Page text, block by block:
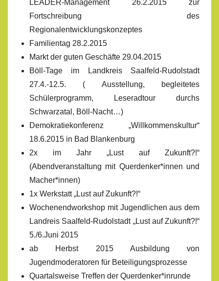
LEADER-Management 26.2.2015 zur
Fortschreibung des
Regionalentwicklungskonzeptes
Familientag 28.2.2015
Markt der guten Geschäfte 29.04.2015
Böll-Tage im Landkreis Saalfeld-Rudolstadt
27.4.-12.5. ( Ausstellung, begleitetes
Schülerprogramm, Leseradtour durchs
Schwarzatal, Böll-Nacht…)
Demokratiekonferenz „Willkommenskultur“
18.6.2015 in Bad Blankenburg
2x im Jahr „Lust auf Zukunft?!“
(Abendveranstaltung mit Querdenker*innen und
Macher*innen)
1x Werkstatt „Lust auf Zukunft?!“
Wochenendworkshop mit Jugendlichen aus dem
Landreis Saalfeld-Rudolstadt „Lust auf Zukunft?!“
5./6.Juni 2015
ab Herbst 2015 Ausbildung von
Jugendmoderatoren für Beteiligungsprozesse
Quartalsweise Treffen der Querdenker*inrunde